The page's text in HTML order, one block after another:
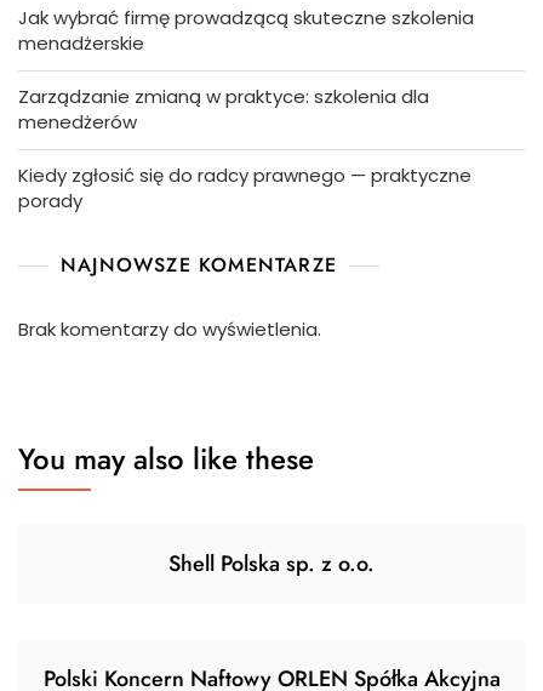
Jak wybrać firmę prowadzącą skuteczne szkolenia
menadżerskie
Zarządzanie zmianą w praktyce: szkolenia dla
menedżerów
Kiedy zgłosić się do radcy prawnego — praktyczne
porady
NAJNOWSZE KOMENTARZE
Brak komentarzy do wyświetlenia.
You may also like these
Shell Polska sp. z o.o.
Polski Koncern Naftowy ORLEN Spółka Akcyjna